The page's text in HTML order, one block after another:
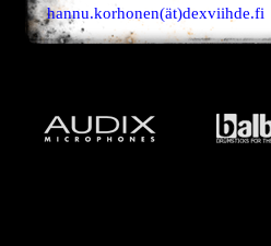
hannu.korhonen(ät)dexviihde.fi